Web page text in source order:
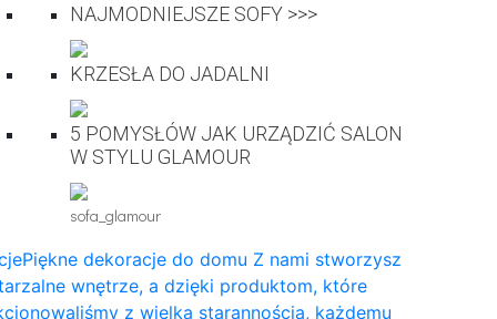
NAJMODNIEJSZE SOFY >>>
KRZESŁA DO JADALNI
5 POMYSŁÓW JAK URZĄDZIĆ SALON
W STYLU GLAMOUR
sofa_glamour
Piękne dekoracje do domu Z nami stworzysz
wnętrze, a dzięki produktom, które
z wielką starannością, każdemu